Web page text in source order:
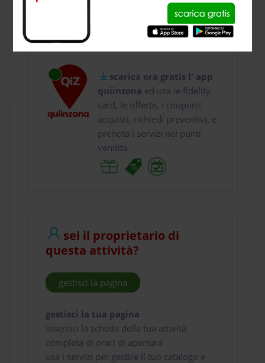
usa gratis quiinzona e :
Via Antonio Meu...
scarica ora gratis l' app
quiinzona ed usa le fidelity
card, le offerte, i coupons
acquisti, richiedi preventivi, e
prenota i servizi nei punti
vendita
sei il proprietario di
questa attività?
gestisci la pagina
gestisci la tua pagina
inserisci la scheda della tua attività
completa di orari di apertura
usa i servizi per gestire il tuo catalogo e